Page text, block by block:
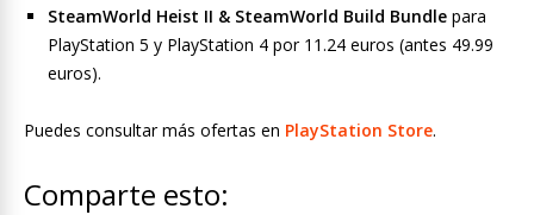
SteamWorld Heist II & SteamWorld Build Bundle para
PlayStation 5 y PlayStation 4 por 11.24 euros (antes 49.99
euros).
Puedes consultar más ofertas en PlayStation Store.
Comparte esto: